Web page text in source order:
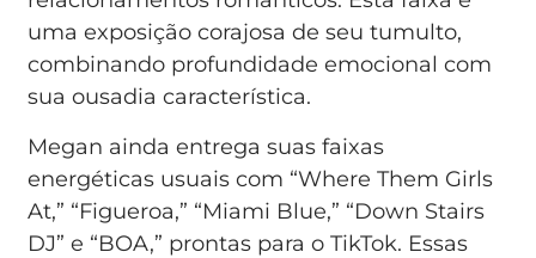
uma exposição corajosa de seu tumulto,
combinando profundidade emocional com
sua ousadia característica.
Megan ainda entrega suas faixas
energéticas usuais com “Where Them Girls
At,” “Figueroa,” “Miami Blue,” “Down Stairs
DJ” e “BOA,” prontas para o TikTok. Essas